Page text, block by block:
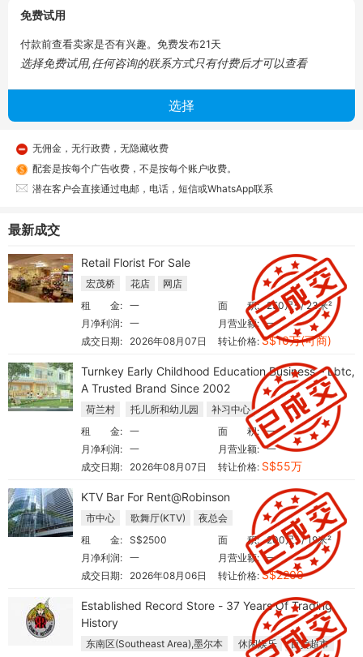
免费试用
付款前查看卖家是否有兴趣。免费发布21天
选择免费试用,任何咨询的联系方式只有付费后才可以查看
无佣金，无行政费，无隐藏收费
配套是按每个广告收费，不是按每个账户收费。
潜在客户会直接通过电邮，电话，短信或WhatsApp联系
最新成交
Retail Florist For Sale
宏茂桥 花店
网店
面 积: 250尺² / 23米²
租 金: 一
月营业额: 一
月净利润: 一
转让价格:S$10万(可商)
成交日期: 2026年08月07日
Turnkey Early Childhood Education Business – Lbtc,
A Trusted Brand Since 2002
荷兰村 托儿所和幼儿园
补习中心
面 积: 一
租 金: 一
月营业额: 一
月净利润: 一
转让价格: S$55万
成交日期: 2026年08月07日
KTV Bar For Rent@Robinson
市中心 歌舞厅(KTV)
夜总会
面 积: 200尺² / 19米²
租 金: S$2500
月营业额: 一
月净利润: 一
转让价格:S$2200
成交日期: 2026年08月06日
Established Record Store - 37 Years Of Trading
History
东南区(Southeast Area),墨尔本 休闲娱乐
百货超市